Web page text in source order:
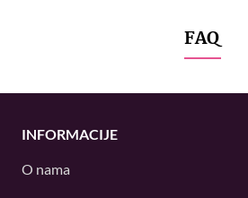
FAQ
INFORMACIJE
O nama